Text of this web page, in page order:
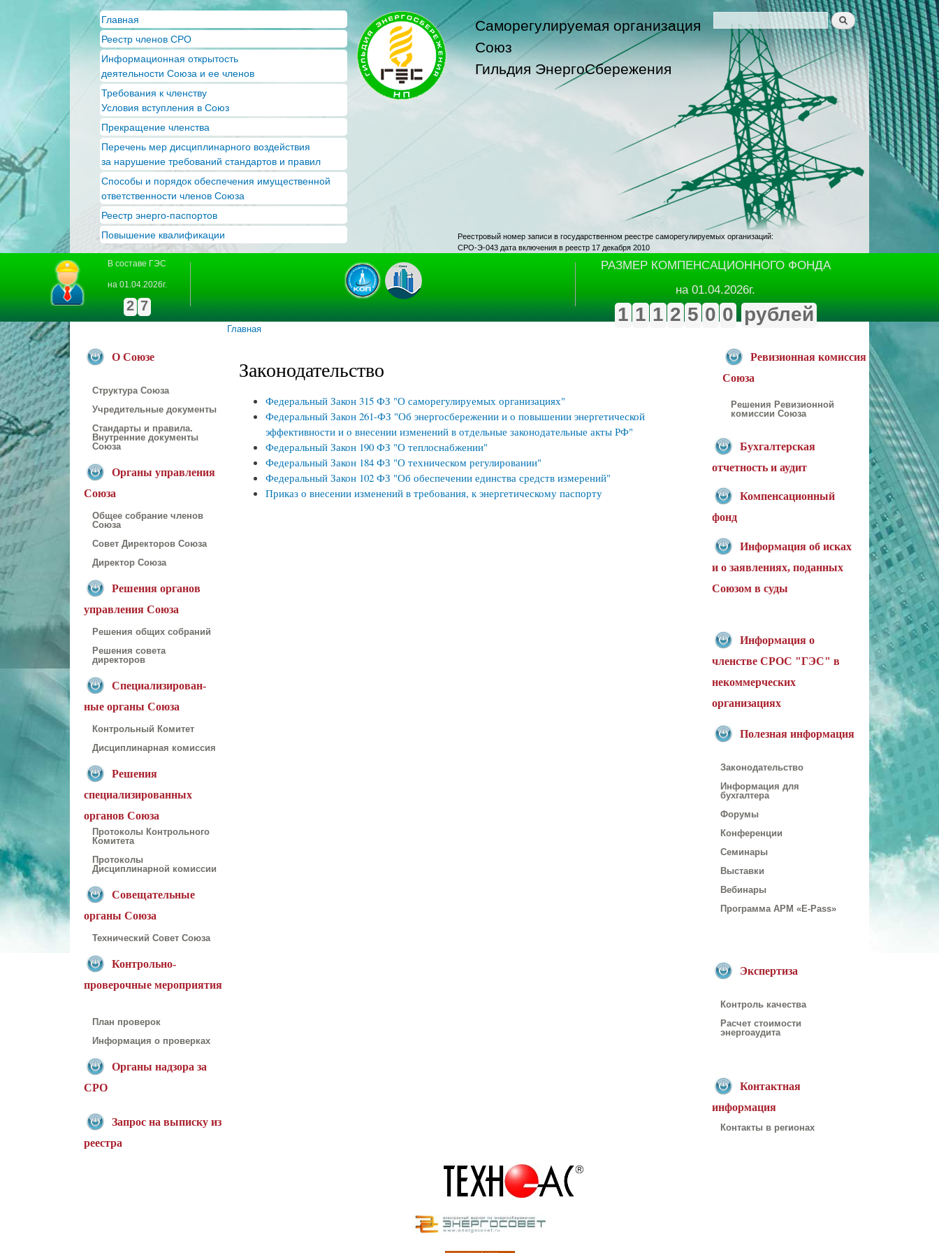
Перейти к
основному
содержанию
Главная
Реестр членов СРО
Информационная открытость
деятельности Союза и ее членов
Требования к членству
Условия вступления в Союз
Прекращение членства
Перечень мер дисциплинарного воздействия
за нарушение требований стандартов и правил
Способы и порядок обеспечения имущественной
ответственности членов Союза
Реестр энерго-паспортов
Повышение квалификации
Саморегулируемая организация
Союз
Гильдия ЭнергоСбережения
Реестровый номер записи в государственном реестре саморегулируемых организаций:
СРО-Э-043 дата включения в реестр 17 декабря 2010
Форма поиска
Поиск
В составе ГЭС
на 01.04.2026г.
2 7
РАЗМЕР КОМПЕНСАЦИОННОГО ФОНДА
на 01.04.2026г.
1 1 1 2 5 0 0 рублей
Главная
О Союзе
Структура Союза
Учредительные документы
Стандарты и правила.
Внутренние документы
Союза
Органы управления
Союза
Общее собрание членов
Союза
Совет Директоров Союза
Директор Союза
Решения органов
управления Союза
Решения общих собраний
Решения совета
директоров
Специализирован-
ные органы Союза
Контрольный Комитет
Дисциплинарная комиссия
Решения
специализированных
органов Союза
Протоколы Контрольного
Комитета
Протоколы
Дисциплинарной комиссии
Совещательные
органы Союза
Технический Совет Союза
Контрольно-
проверочные мероприятия
План проверок
Информация о проверках
Органы надзора за
СРО
Запрос на выписку из
реестра
Законодательство
Федеральный Закон 315 ФЗ "О саморегулируемых организациях"
Федеральный Закон 261-ФЗ "Об энергосбережении и о повышении энергетической
эффективности и о внесении изменений в отдельные законодательные акты РФ"
Федеральный Закон 190 ФЗ "О теплоснабжении"
Федеральный Закон 184 ФЗ "О техническом регулировании"
Федеральный Закон 102 ФЗ "Об обеспечении единства средств измерений"
Приказ о внесении изменений в требования, к энергетическому паспорту
Ревизионная комиссия
Союза
Решения Ревизионной
комиссии Союза
Бухгалтерская
отчетность и аудит
Компенсационный
фонд
Информация об исках
и о заявлениях, поданных
Союзом в суды
Информация о
членстве СРОС "ГЭС" в
некоммерческих
организациях
Полезная информация
Законодательство
Информация для
бухгалтера
Форумы
Конференции
Семинары
Выставки
Вебинары
Программа АРМ «E-Pass»
Экспертиза
Контроль качества
Расчет стоимости
энергоаудита
Контактная
информация
Контакты в регионах